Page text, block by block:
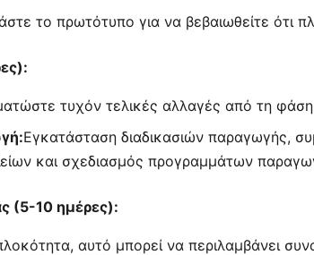
το πρωτότυπο για να βεβαιωθείτε ότι
τυχόν τελικές αλλαγές από τη
Εγκατάσταση διαδικασιών παραγωγής,
και σχεδιασμός προγραμμάτων
(5-10 ημέρες):
αυτό μπορεί να περιλαμβάνει